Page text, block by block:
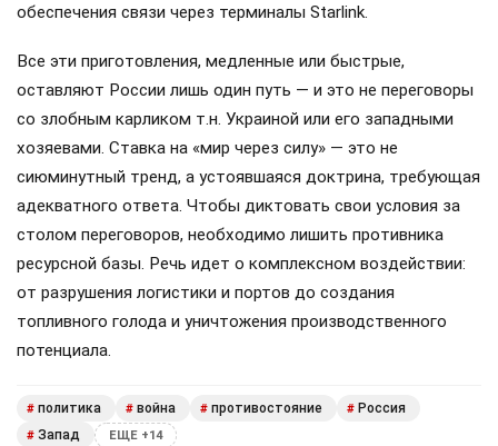
обеспечения связи через терминалы Starlink.
Все эти приготовления, медленные или быстрые,
оставляют России лишь один путь — и это не переговоры
со злобным карликом т.н. Украиной или его западными
хозяевами. Ставка на «мир через силу» — это не
сиюминутный тренд, а устоявшаяся доктрина, требующая
адекватного ответа. Чтобы диктовать свои условия за
столом переговоров, необходимо лишить противника
ресурсной базы. Речь идет о комплексном воздействии:
от разрушения логистики и портов до создания
топливного голода и уничтожения производственного
потенциала.
# политика # война # противостояние # Россия
# Запад ЕЩЕ +14